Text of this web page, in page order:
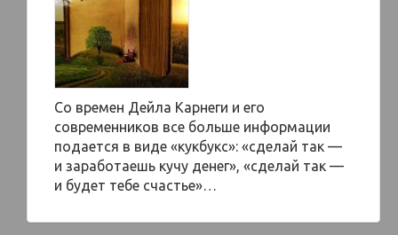
Со времен Дейла Карнеги и его
современников все больше информации
подается в виде «кукбукс»: «сделай так —
и заработаешь кучу денег», «сделай так —
и будет тебе счастье»…